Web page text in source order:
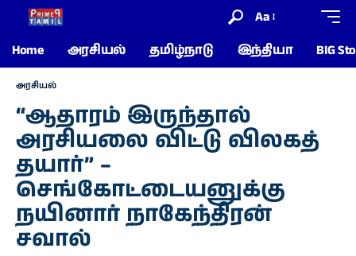
Aa
Home
அரசியல் தமிழ்நாடு இந்தியா BIG
அரசியல்
“ஆதாரம் இருந்தால்
அரசியலை விட்டு விலகத்
தயார்” –
செங்கோட்டையனுக்கு
நயினார் நாகேந்திரன்
சவால்